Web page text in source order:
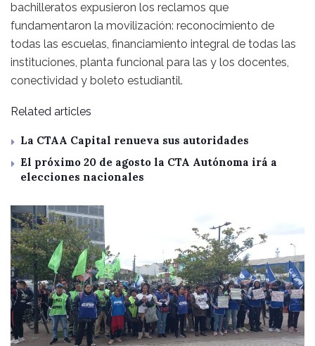
bachilleratos expusieron los reclamos que
fundamentaron la movilización: reconocimiento de
todas las escuelas, financiamiento integral de todas las
instituciones, planta funcional para las y los docentes,
conectividad y boleto estudiantil.
Related articles
La CTAA Capital renueva sus autoridades
El próximo 20 de agosto la CTA Autónoma irá a
elecciones nacionales